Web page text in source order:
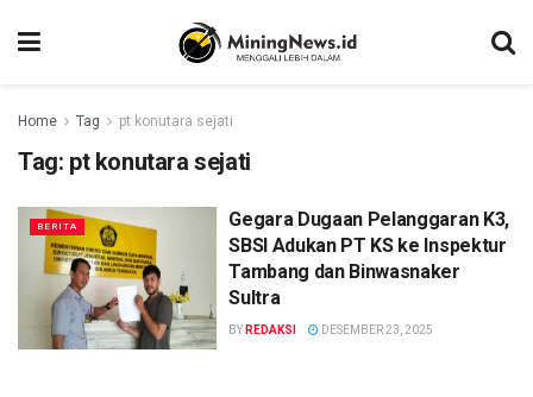
Home Tag pt konutara sejati
Tag: pt konutara sejati
BERITA
Gegara Dugaan Pelanggaran K3,
SBSI Adukan PT KS ke Inspektur
Tambang dan Binwasnaker
Sultra
BY REDAKSI DESEMBER 23, 2025